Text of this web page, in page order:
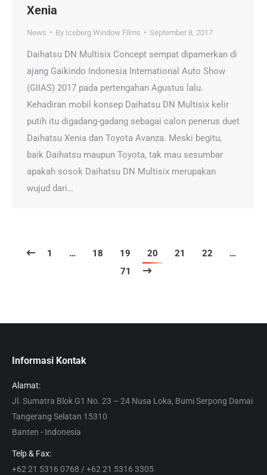
Xenia
News By Iceberg Window Films September 8, 2017
Daihatsu DN Multisix Concept sempat dipamerkan di
ajang Gaikindo Indonesia International Auto Show
(GIIAS) 2017 pada pertengahan Agustus lalu.
Kehadiran mobil konsep Daihatsu DN Multisix kelir
putih itu digadang-gadang sebagai calon penerus duet
Daihatsu Xenia dan Toyota Avanza. Meski begitu,
baik Daihatsu maupun Toyota, tak mau sesumbar
apakah sosok Daihatsu DN Multisix merupakan
wujud dari…
1 … 18 19 20 21 22
…
71
Informasi Kontak
Alamat:
Jl. Sumatra Blok G1 No. 23 – 24 Nusa Loka, Bumi Serpong Damai
Tangerang Selatan 15310
Banten - Indonesia
Telp & Fax:
+62 21 5316 0768 / +62 21 5316 3305